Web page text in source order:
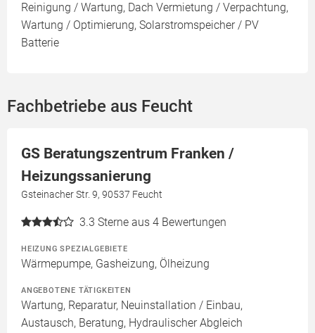
Reinigung / Wartung, Dach Vermietung / Verpachtung,
Wartung / Optimierung, Solarstromspeicher / PV
Batterie
Fachbetriebe aus Feucht
GS Beratungszentrum Franken /
Heizungssanierung
Gsteinacher Str. 9, 90537 Feucht
3.3 Sterne aus 4 Bewertungen
HEIZUNG SPEZIALGEBIETE
Wärmepumpe, Gasheizung, Ölheizung
ANGEBOTENE TÄTIGKEITEN
Wartung, Reparatur, Neuinstallation / Einbau,
Austausch, Beratung, Hydraulischer Abgleich